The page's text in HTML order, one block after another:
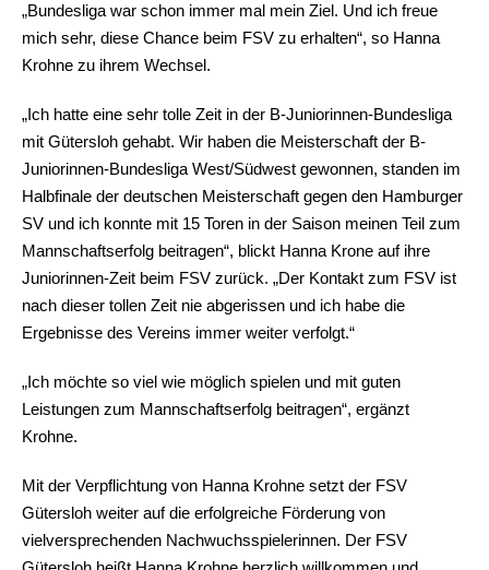
„Bundesliga war schon immer mal mein Ziel. Und ich freue
mich sehr, diese Chance beim FSV zu erhalten“, so Hanna
Krohne zu ihrem Wechsel.
„Ich hatte eine sehr tolle Zeit in der B-Juniorinnen-Bundesliga
mit Gütersloh gehabt. Wir haben die Meisterschaft der B-
Juniorinnen-Bundesliga West/Südwest gewonnen, standen im
Halbfinale der deutschen Meisterschaft gegen den Hamburger
SV und ich konnte mit 15 Toren in der Saison meinen Teil zum
Mannschaftserfolg beitragen“, blickt Hanna Krone auf ihre
Juniorinnen-Zeit beim FSV zurück. „Der Kontakt zum FSV ist
nach dieser tollen Zeit nie abgerissen und ich habe die
Ergebnisse des Vereins immer weiter verfolgt.“
„Ich möchte so viel wie möglich spielen und mit guten
Leistungen zum Mannschaftserfolg beitragen“, ergänzt
Krohne.
Mit der Verpflichtung von Hanna Krohne setzt der FSV
Gütersloh weiter auf die erfolgreiche Förderung von
vielversprechenden Nachwuchsspielerinnen. Der FSV